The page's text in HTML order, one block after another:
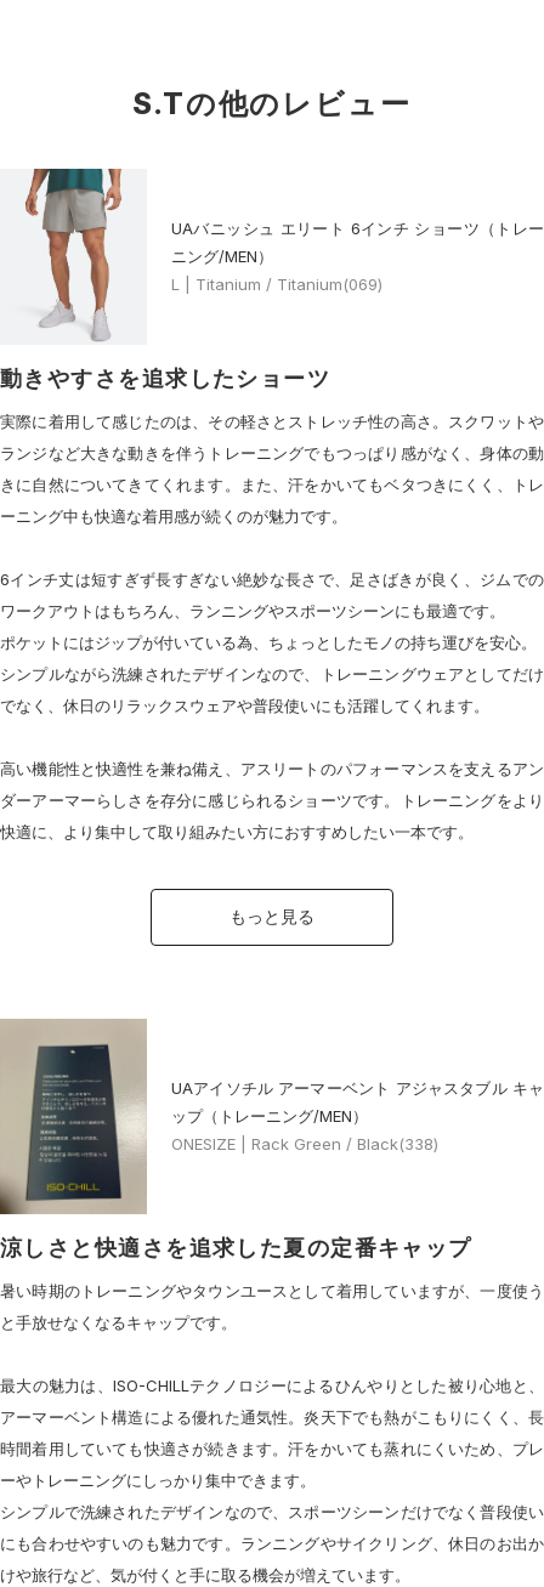
S.Tの他のレビュー
UAバニッシュ エリート 6インチ ショーツ（トレー
ニング/MEN）
L | Titanium / Titanium(069)
動きやすさを追求したショーツ
実際に着用して感じたのは、その軽さとストレッチ性の高さ。スクワットや
ランジなど大きな動きを伴うトレーニングでもつっぱり感がなく、身体の動
きに自然についてきてくれます。また、汗をかいてもベタつきにくく、トレ
ーニング中も快適な着用感が続くのが魅力です。
6インチ丈は短すぎず長すぎない絶妙な長さで、足さばきが良く、ジムでの
ワークアウトはもちろん、ランニングやスポーツシーンにも最適です。
ポケットにはジップが付いている為、ちょっとしたモノの持ち運びを安心。
シンプルながら洗練されたデザインなので、トレーニングウェアとしてだけ
でなく、休日のリラックスウェアや普段使いにも活躍してくれます。
高い機能性と快適性を兼ね備え、アスリートのパフォーマンスを支えるアン
ダーアーマーらしさを存分に感じられるショーツです。トレーニングをより
快適に、より集中して取り組みたい方におすすめしたい一本です。
もっと見る
UAアイソチル アーマーベント アジャスタブル キャ
ップ（トレーニング/MEN）
ONESIZE | Rack Green / Black(338)
涼しさと快適さを追求した夏の定番キャップ
暑い時期のトレーニングやタウンユースとして着用していますが、一度使う
と手放せなくなるキャップです。
最大の魅力は、ISO-CHILLテクノロジーによるひんやりとした被り心地と、
アーマーベント構造による優れた通気性。炎天下でも熱がこもりにくく、長
時間着用していても快適さが続きます。汗をかいても蒸れにくいため、プレ
ーやトレーニングにしっかり集中できます。
シンプルで洗練されたデザインなので、スポーツシーンだけでなく普段使い
にも合わせやすいのも魅力です。ランニングやサイクリング、休日のお出か
けや旅行など、気が付くと手に取る機会が増えています。